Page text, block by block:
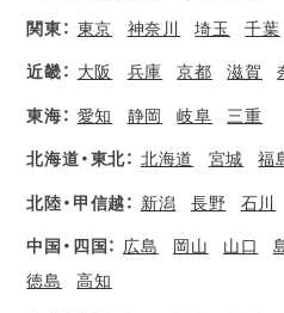
関東： 東京 神奈川 埼玉 千葉
近畿： 大阪 兵庫 京都 滋賀
東海： 愛知 静岡 岐阜 三重
北海道・東北： 北海道 宮城 福
北陸・甲信越： 新潟 長野 石川
中国・四国： 広島 岡山 山口
徳島
高知